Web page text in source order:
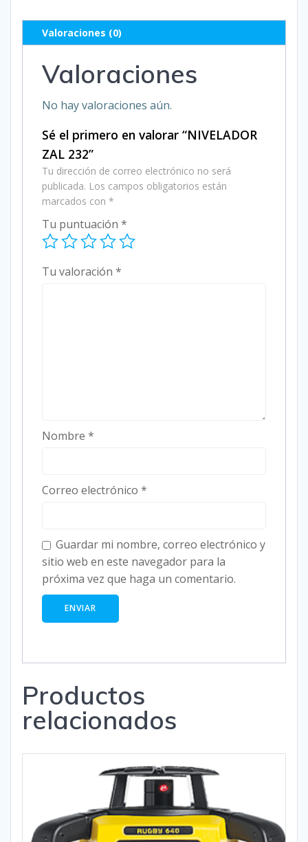
Valoraciones (0)
Valoraciones
No hay valoraciones aún.
Sé el primero en valorar “NIVELADOR
ZAL 232”
Tu dirección de correo electrónico no será
publicada. Los campos obligatorios están
marcados con *
Tu puntuación *
Tu valoración *
Nombre *
Correo electrónico *
Guardar mi nombre, correo electrónico y
sitio web en este navegador para la
próxima vez que haga un comentario.
Productos
relacionados